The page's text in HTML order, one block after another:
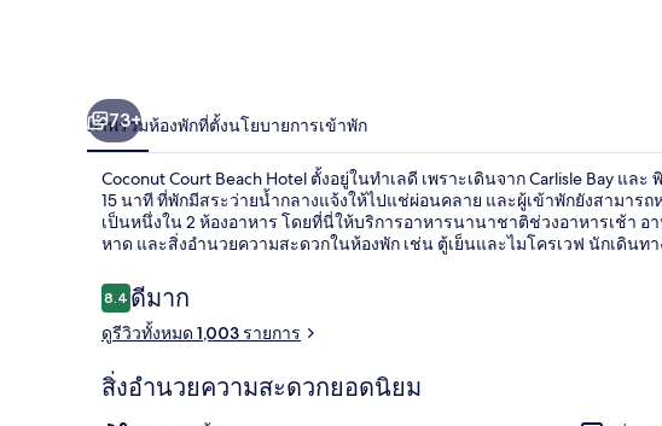
73+
ภาพรวมห้องพักที่ตั้งนโยบายการเข้าพัก
Coconut Court Beach Hotel ตั้งอยู่ในทำเลดี เพราะเดินจาก Carlisle Bay
15 นาที ที่พักมีสระว่ายน้ำกลางแจ้งให้ไปแช่ผ่อนคลาย และผู้เข้าพักยังสามารถ
เป็นหนึ่งใน 2 ห้องอาหาร โดยที่นี่ให้บริการอาหารนานาชาติช่วงอาหารเช้า อ
หาด และสิ่งอำนวยความสะดวกในห้องพัก เช่น ตู้เย็นและไมโครเวฟ นักเดิน
รีวิว
8.48.4 จาก 10
ดีมาก
ดูรีวิวทั้งหมด 1,003 รายการ
สิ่งอำนวยความสะดวกยอดนิยม